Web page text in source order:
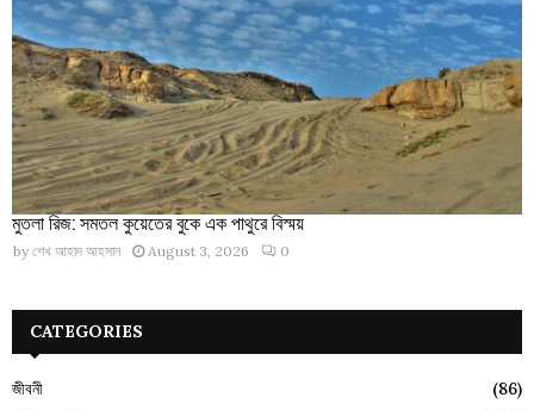
মুতলা রিজ: সমতল কুয়েতের বুকে এক পাথুরে বিস্ময়
by শেখ আহাদ আহসান August 3, 2026 0
CATEGORIES
জীবনী
(86)